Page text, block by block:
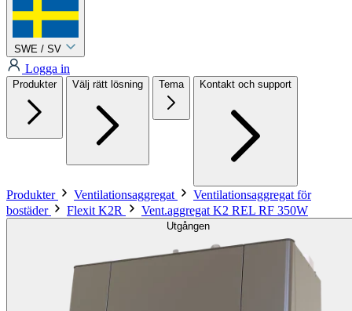
SWE / SV
Logga in
Produkter Välj rätt lösning Tema Kontakt och support
Produkter Ventilationsaggregat
Ventilationsaggregat för
bostäder
Flexit K2R Vent.aggregat K2 REL RF 350W
Utgången